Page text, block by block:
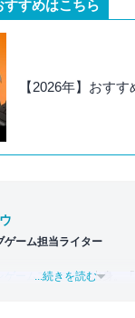
すめはこちら
【2026年】おす
ゲーム担当ライター
ゲームアカデミー 出身。
...続きを読む